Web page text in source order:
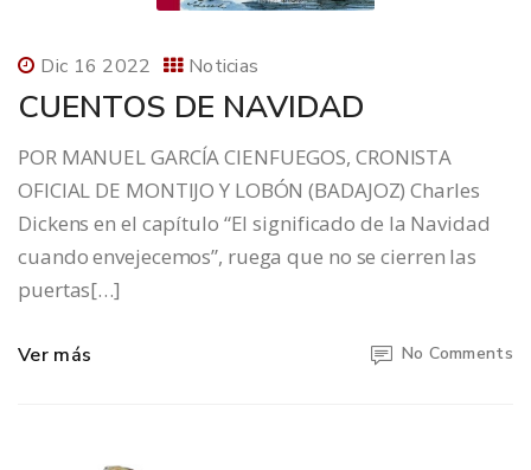
Dic 16 2022 Noticias
CUENTOS DE NAVIDAD
POR MANUEL GARCÍA CIENFUEGOS, CRONISTA
OFICIAL DE MONTIJO Y LOBÓN (BADAJOZ) Charles
Dickens en el capítulo “El significado de la Navidad
cuando envejecemos”, ruega que no se cierren las
puertas[…]
Ver más No Comments